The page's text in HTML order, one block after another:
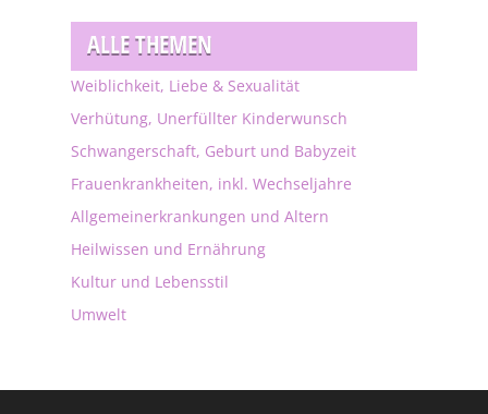
ALLE THEMEN
Weiblichkeit, Liebe & Sexualität
Verhütung, Unerfüllter Kinderwunsch
Schwangerschaft, Geburt und Babyzeit
Frauenkrankheiten, inkl. Wechseljahre
Allgemeinerkrankungen und Altern
Heilwissen und Ernährung
Kultur und Lebensstil
Umwelt